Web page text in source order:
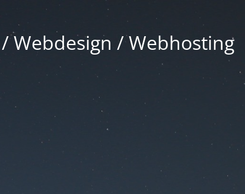
Webdesign / Webhosting